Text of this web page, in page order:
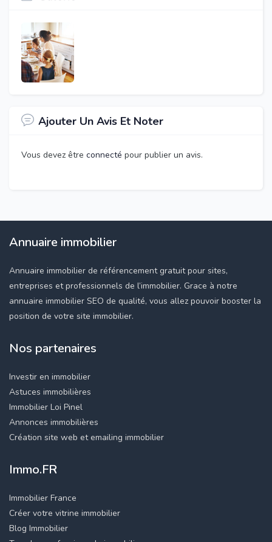
Ajouter Un Avis Et Noter
Vous devez être connecté pour publier un avis.
Annuaire immobilier
Annuaire immobilier de référencement gratuit pour sites,
entreprises et professionnels de l’immobilier. Grace à notre
annuaire immobilier SEO de qualité, vous allez pouvoir booster la
position de votre site immobilier.
Nos partenaires
Investir en immobilier
Astuces immobilières
Immobilier Loi Pinel
Annonces immobilières
Création site web et emailing immobilier
Immo.FR
Immobilier France
Créer votre vitrine immobilier
Blog Immobilier